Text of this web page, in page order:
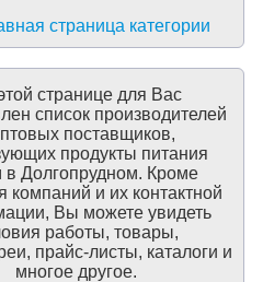
страница категории
странице для Вас
список производителей
поставщиков,
продукты питания
в Долгопрудном. Кроме
компаний и их контактной
Вы можете увидеть
работы, товары,
прайс-листы, каталоги и
многое другое.